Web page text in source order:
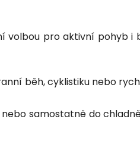
volbou pro aktivní pohyb i
běh, cyklistiku nebo
samostatně do